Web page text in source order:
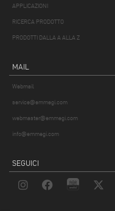
APPLICAZIONI
RICERCA PRODOTTO
PRODOTTI DALLA A ALLA Z
MAIL
Webmail
service@emmegi.com
webmaster@emmegi.com
info@emmegi.com
SEGUICI